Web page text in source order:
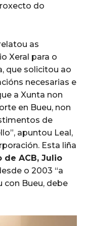
do
as
Xeral para o
que solicitou ao
necesarias e
a Xunta non
en Bueu, non
de
apuntou Leal,
Esta liña
de ACB, Julio
o 2003 “a
con Bueu, debe